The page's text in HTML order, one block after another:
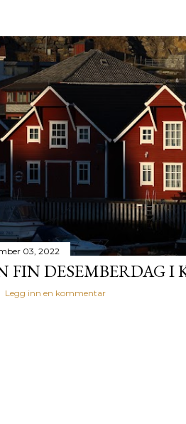
03, 2022
FIN DESEMBERDAG I
Legg inn en kommentar